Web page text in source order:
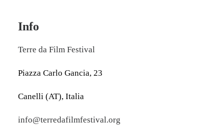
Info
Terre da Film Festival
Piazza Carlo Gancia, 23
Canelli (AT), Italia
info@terredafilmfestival.org